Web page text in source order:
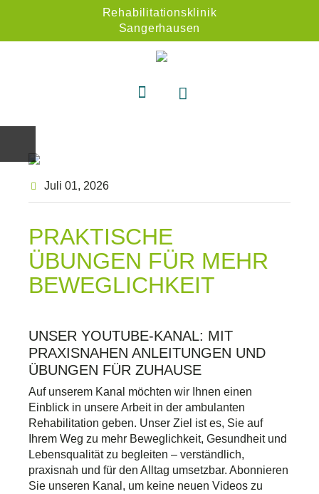
Rehabilitationsklinik
Sangerhausen
Juli 01, 2026
PRAKTISCHE
ÜBUNGEN FÜR MEHR
BEWEGLICHKEIT
UNSER YOUTUBE-KANAL: MIT
PRAXISNAHEN ANLEITUNGEN UND
ÜBUNGEN FÜR ZUHAUSE
Auf unserem Kanal möchten wir Ihnen einen
Einblick in unsere Arbeit in der ambulanten
Rehabilitation geben. Unser Ziel ist es, Sie auf
Ihrem Weg zu mehr Beweglichkeit, Gesundheit und
Lebensqualität zu begleiten – verständlich,
praxisnah und für den Alltag umsetzbar. Abonnieren
Sie unseren Kanal, um keine neuen Videos zu